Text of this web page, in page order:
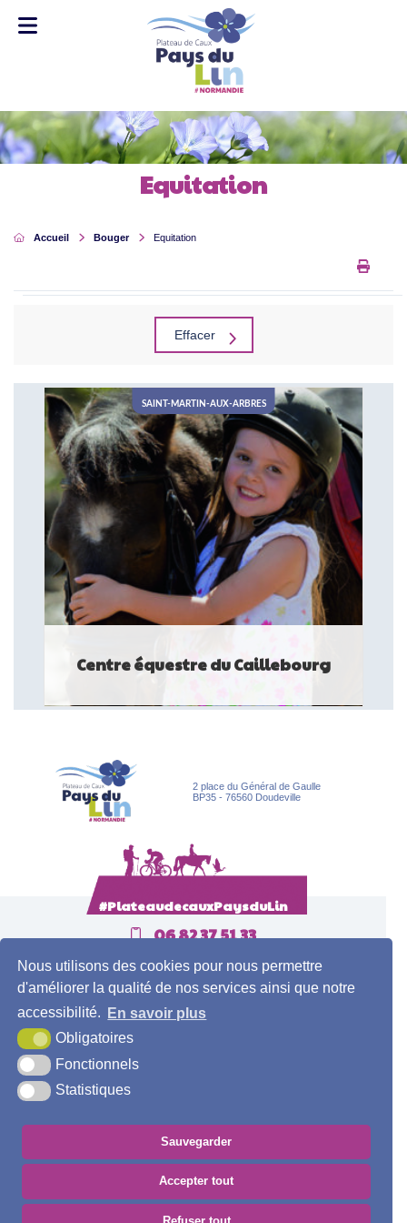
Nous utilisons des cookies pour nous permettre
d'améliorer la qualité de nos services ainsi que notre
accessibilité.
En savoir plus
Obligatoires
Fonctionnels
Statistiques
Sauvegarder
Accepter tout
Equitation
Accueil Bouger Equitation
Rechercher
Effacer
SAINT-MARTIN-AUX-ARBRES
Centre équestre du Caillebourg
2 place du Général de Gaulle
BP35 - 76560 Doudeville
#PlateaudecauxPaysduLin
06 82 37 51 33
Contact
MENTIONS LÉGALES
ESPACE PRO
ESPACE PRESSE GROUPES BROCHURES